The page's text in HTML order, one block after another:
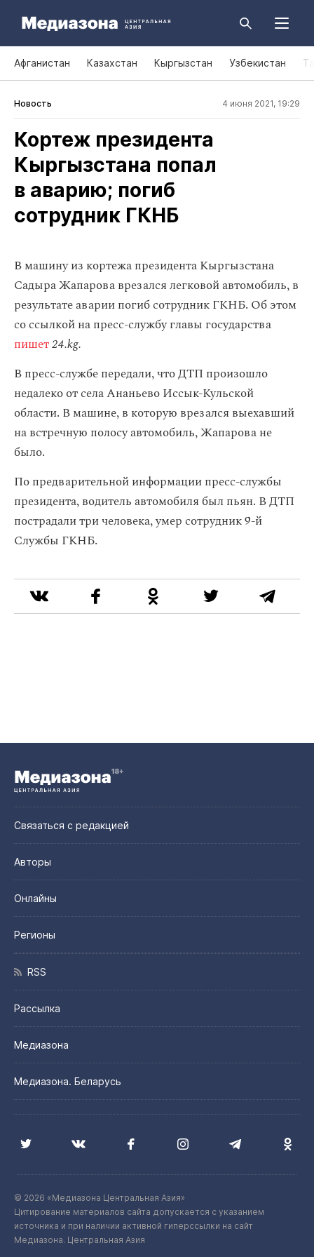
Афганистан Казахстан Кыргызстан Узбекистан
Новость 4 июня 2021, 19:29
Кортеж президента
Кыргызстана попал
в аварию; погиб
сотрудник ГКНБ
В машину из кортежа президента Кыргызстана
Садыра Жапарова врезался легковой автомобиль, в
результате аварии погиб сотрудник ГКНБ. Об этом
со ссылкой на пресс-службу главы государства
пишет24.kg.
В пресс-службе передали, что ДТП произошло
недалеко от села Ананьево Иссык-Кульской
области. В машине, в которую врезался выехавший
на встречную полосу автомобиль, Жапарова не
было.
По предварительной информации пресс-службы
президента, водитель автомобиля был пьян. В ДТП
пострадали три человека, умер сотрудник 9-й
Службы ГКНБ.
Связаться с редакцией
Авторы
Онлайны
Регионы
RSS
Рассылка
Медиазона
Медиазона. Беларусь
© 2026 «Медиазона Центральная Азия»
Цитирование материалов сайта допускается с указанием
источника и при наличии активной гиперссылки на сайт
Медиазона. Центральная Азия